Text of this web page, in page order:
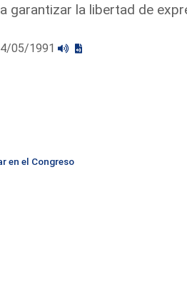
garantizar la libertad de
05/1991
en el Congreso